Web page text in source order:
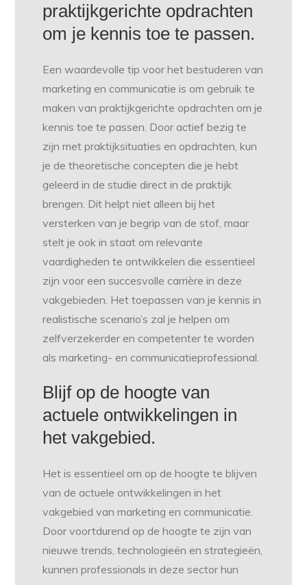
praktijkgerichte opdrachten
om je kennis toe te passen.
Een waardevolle tip voor het bestuderen van
marketing en communicatie is om gebruik te
maken van praktijkgerichte opdrachten om je
kennis toe te passen. Door actief bezig te
zijn met praktijksituaties en opdrachten, kun
je de theoretische concepten die je hebt
geleerd in de studie direct in de praktijk
brengen. Dit helpt niet alleen bij het
versterken van je begrip van de stof, maar
stelt je ook in staat om relevante
vaardigheden te ontwikkelen die essentieel
zijn voor een succesvolle carrière in deze
vakgebieden. Het toepassen van je kennis in
realistische scenario’s zal je helpen om
zelfverzekerder en competenter te worden
als marketing- en communicatieprofessional.
Blijf op de hoogte van
actuele ontwikkelingen in
het vakgebied.
Het is essentieel om op de hoogte te blijven
van de actuele ontwikkelingen in het
vakgebied van marketing en communicatie.
Door voortdurend op de hoogte te zijn van
nieuwe trends, technologieën en strategieën,
kunnen professionals in deze sector hun